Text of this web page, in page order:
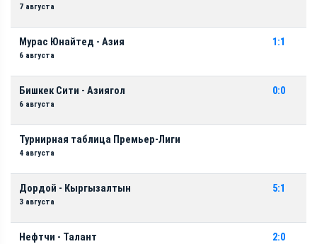
7 августа
Мурас Юнайтед - Азия
6 августа
1:1
Бишкек Сити - Азиягол
6 августа
0:0
Турнирная таблица Премьер-Лиги
4 августа
Дордой - Кыргызалтын
3 августа
5:1
Нефтчи - Талант 2:0